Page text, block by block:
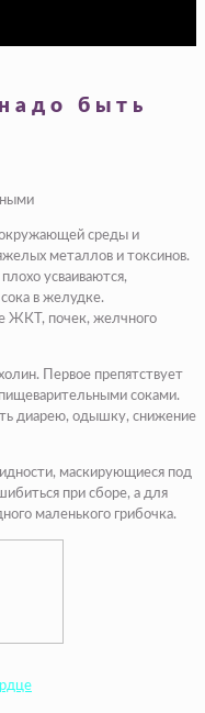
быть
окружающей среды и
металлов и токсинов.
усваиваются,
в желудке.
ЖКТ, почек, желчного
Первое препятствует
соками.
диарею, одышку, снижение
маскирующиеся под
при сборе, а для
маленького грибочка.